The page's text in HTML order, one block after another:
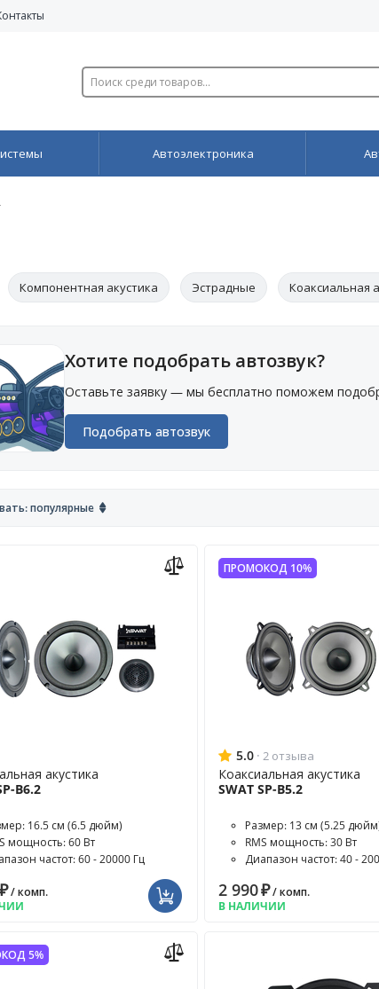
Автоэлектроника
Компонентная акустика Эстрадные Коаксиальная
Хотите подобрать автозвук?
Оставьте заявку — мы бесплатно поможем
Подобрать автозвук
популярные
акустика
B6.2
16.5 см (6.5 дюйм)
мощность: 60 Вт
частот: 60 - 20000 Гц
₽/ комп.
ПРОМОКОД 10%
5.0 · 2 отзыва
Коаксиальная акустика
SWAT SP-B5.2
Размер: 13 см (5.25
RMS мощность: 30 Вт
Диапазон частот: 40 -
2 990₽/ комп.
В НАЛИЧИИ
5%